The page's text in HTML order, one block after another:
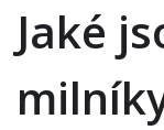
Jaké